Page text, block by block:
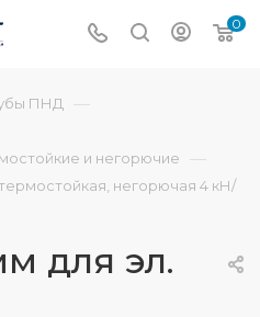
0
ПНД —
и негорючие —
негорючая 4 кН/
для эл.